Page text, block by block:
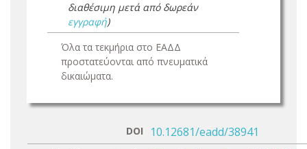
διαθέσιμη μετά από δωρεάν
εγγραφή)
Όλα τα τεκμήρια στο ΕΑΔΔ
προστατεύονται από πνευματικά
δικαιώματα.
DOI 10.12681/eadd/38941